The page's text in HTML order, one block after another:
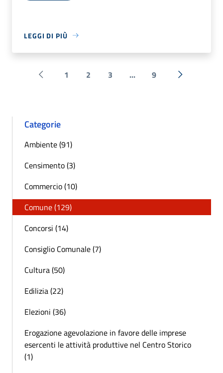
LEGGI DI PIÙ
Pagina precedente
1 2 3 ... 9 Successiva
Categorie
Ambiente (91)
Censimento (3)
Commercio (10)
Comune (129)
Concorsi (14)
Consiglio Comunale (7)
Cultura (50)
Edilizia (22)
Elezioni (36)
Erogazione agevolazione in favore delle imprese
esercenti le attività produttive nel Centro Storico
(1)